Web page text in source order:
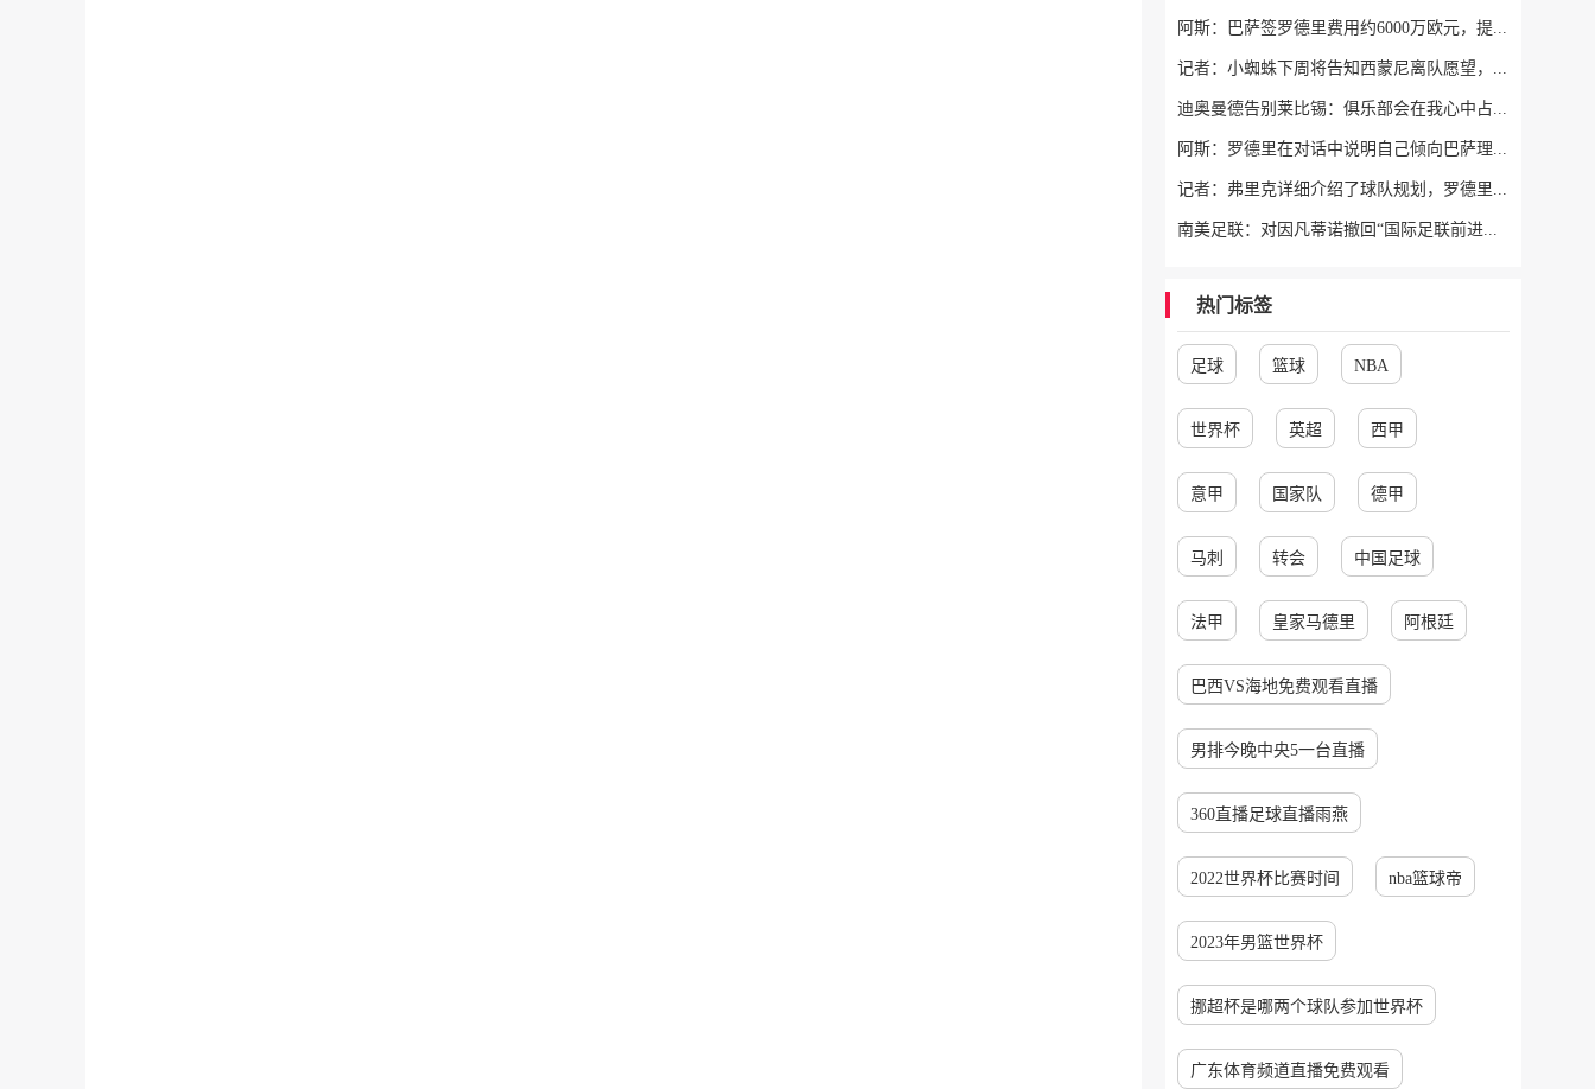
阿斯：巴萨签罗德里费用约6000万欧元，提供4年税前3000万欧合同
记者：小蜘蛛下周将告知西蒙尼离队愿望，并希望得到理解和帮助
迪奥曼德告别莱比锡：俱乐部会在我心中占据特殊位置，感谢所有
阿斯：罗德里在对话中说明自己倾向巴萨理由，皇马对此理解＆祝好
记者：弗里克详细介绍了球队规划，罗德里非常认可并选择加盟巴萨
南美足联：对因凡蒂诺撤回“国际足联前进企业计划”提案表示欢迎
热门标签
足球 篮球 NBA
世界杯 英超 西甲
意甲 国家队 德甲
马刺 转会 中国足球
法甲 皇家马德里 阿根廷
巴西VS海地免费观看直播
男排今晚中央5一台直播
360直播足球直播雨燕
2022世界杯比赛时间 nba篮球帝
2023年男篮世界杯
挪超杯是哪两个球队参加世界杯
广东体育频道直播免费观看